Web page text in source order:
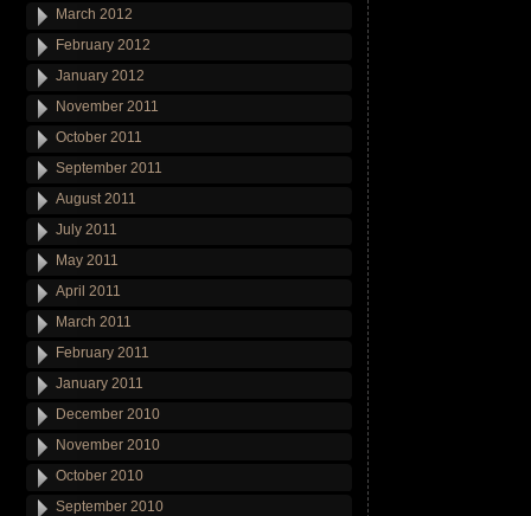
March 2012
February 2012
January 2012
November 2011
October 2011
September 2011
August 2011
July 2011
May 2011
April 2011
March 2011
February 2011
January 2011
December 2010
November 2010
October 2010
September 2010